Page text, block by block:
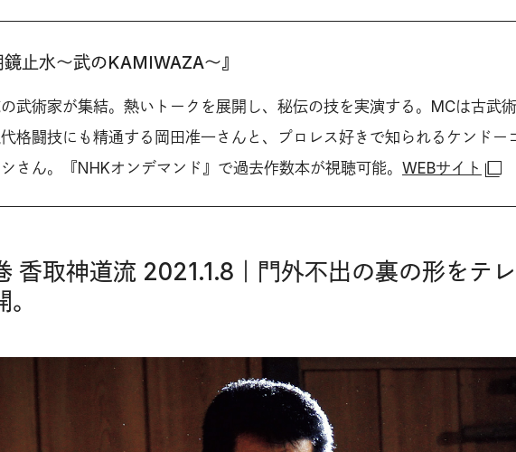
鏡止水〜武のKAMIWAZA〜』
武術家が集結。熱いトークを展開し、秘伝の技を実演する。MCは古武
格闘技にも精通する岡田准一さんと、プロレス好きで知られるケンドー
さん。『NHKオンデマンド』で過去作数本が視聴可能。 WEBサイト
香取神道流 2021.1.8｜門外不出の裏の形をテ